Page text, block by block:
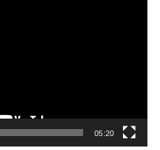
05:20